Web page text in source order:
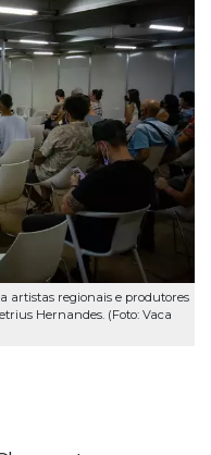
artistas regionais e produtores
Hernandes. (Foto: Vaca